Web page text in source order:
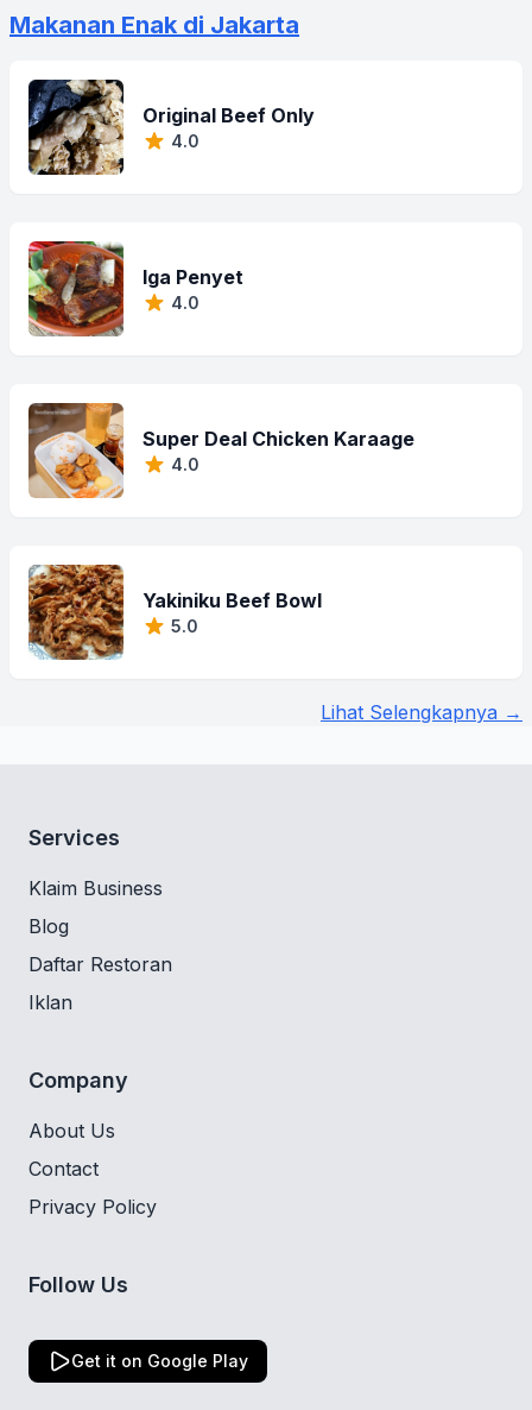
Makanan Enak di Jakarta
Original Beef Only
4.0
Iga Penyet
4.0
Super Deal Chicken Karaage
4.0
Yakiniku Beef Bowl
5.0
Lihat Selengkapnya →
Services
Klaim Business
Blog
Daftar Restoran
Iklan
Company
About Us
Contact
Privacy Policy
Follow Us
Get it on Google Play